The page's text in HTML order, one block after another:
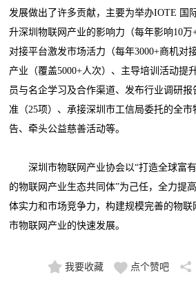
发展做出了许多贡献，主要为举办IOTE 国
升深圳物联网产业的影响力（每年影响10
对接平台激发市场活力（每年3000+商机对
产业（覆盖5000+人次）、主导培训活动提
员与名企学习及合作渠道、发布行业调研
准（25项）、承接深圳市工信局委托的全
告、牵头公益慈善活动等。
深圳市物联网产业协会以“打造全球富有
的物联网产业生态共同体”为己任，全力提
体实力和市场竞争力，构建规模完善的物联
市物联网产业的快速发展。
我要收藏 点个赞吧